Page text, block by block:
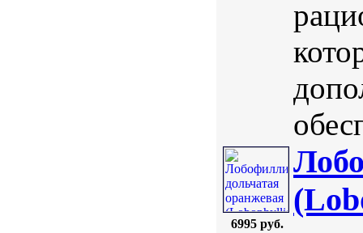
6995 руб.